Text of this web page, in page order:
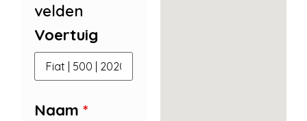
velden
Voertuig
Naam *